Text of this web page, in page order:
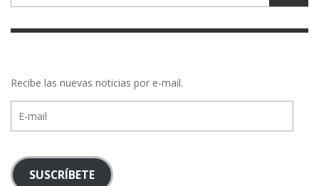
Recibe las nuevas noticias por e-mail.
mail
SUSCRÍBETE